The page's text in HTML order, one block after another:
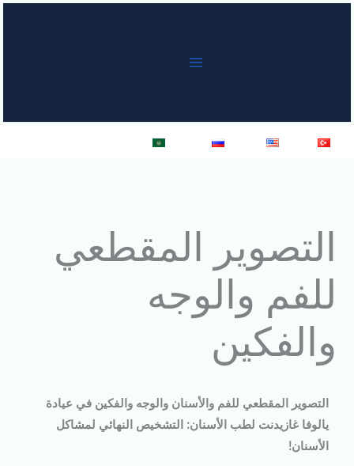
Türkçe
English
التصوير المقطعي
للفم والوجه
والفكين
التصوير المقطعي للفم والأسنان والوجه والفكين في عيادة
يالوفا غازيدنت لطب الأسنان: التشخيص النهائي لمشاكل
الأسنان!